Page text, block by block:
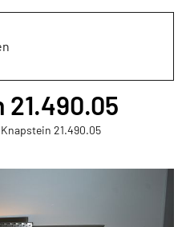
21.490.05
Knapstein 21.490.05